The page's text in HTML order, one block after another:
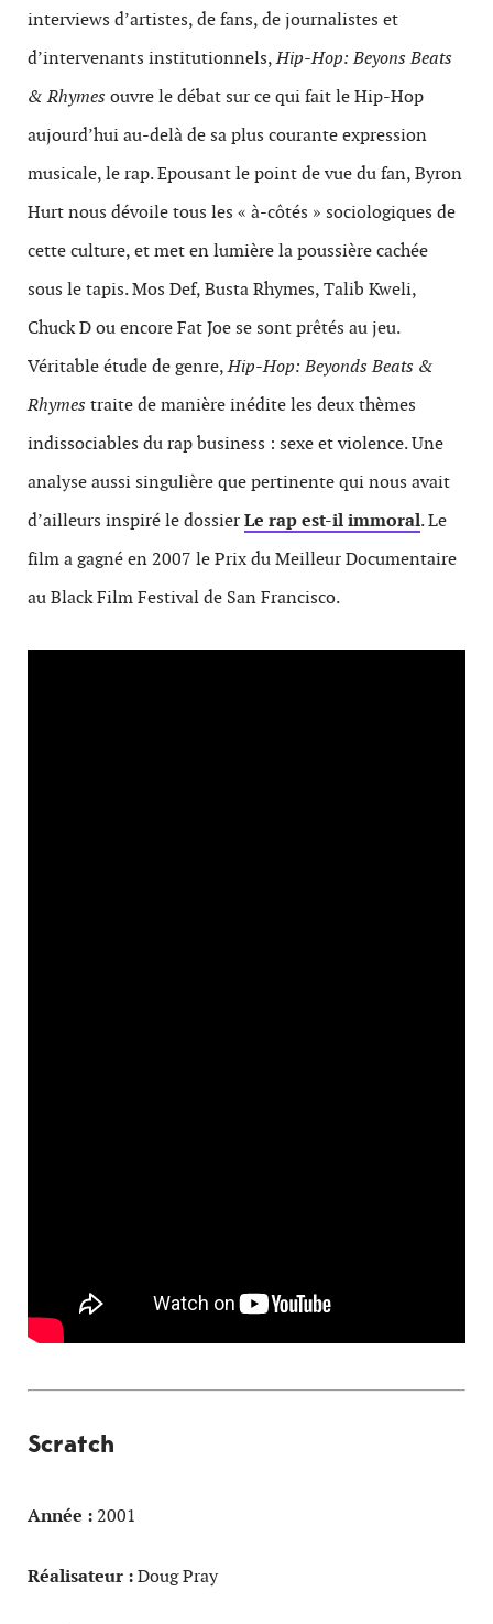
interviews d’artistes, de fans, de journalistes et
d’intervenants institutionnels,Hip-Hop: Beyons Beats
& Rhymes ouvre le débat sur ce qui fait le Hip-Hop
aujourd’hui au-delà de sa plus courante expression
musicale, le rap. Epousant le point de vue du fan, Byron
Hurt nous dévoile tous les « à-côtés » sociologiques de
cette culture, et met en lumière la poussière cachée
sous le tapis. Mos Def, Busta Rhymes, Talib Kweli,
Chuck D ou encore Fat Joe se sont prêtés au jeu.
Véritable étude de genre,Hip-Hop: Beyonds Beats &
Rhymes traite de manière inédite les deux thèmes
indissociables du rap business : sexe et violence. Une
analyse aussi singulière que pertinente qui nous avait
d’ailleurs inspiré le dossierLe rap est-il immoral. Le
film a gagné en 2007 le Prix du Meilleur Documentaire
au Black Film Festival de San Francisco.
Scratch
Année :2001
Réalisateur :Doug Pray